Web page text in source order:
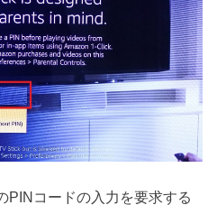
PINコードの入力を要求する